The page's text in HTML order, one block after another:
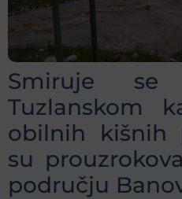
Smiruje
Tuzlanskom
obilnih kišnih
su
području